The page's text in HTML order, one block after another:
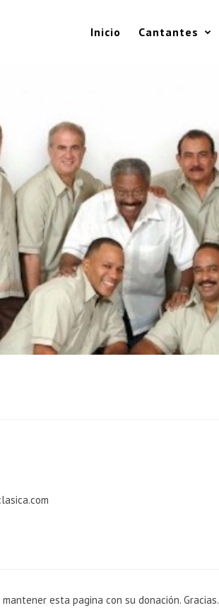
Inicio Cantantes
esta pagina con su donación. Gracias.